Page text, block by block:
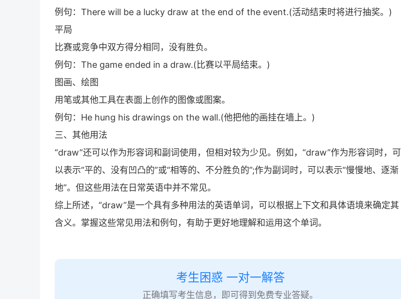
例句：There will be a lucky draw at the end of the event.(活动结束时将进行抽奖。)
平局
比赛或竞争中双方得分相同，没有胜负。
例句：The game ended in a draw.(比赛以平局结束。)
图画、绘图
用笔或其他工具在表面上创作的图像或图案。
例句：He hung his drawings on the wall.(他把他的画挂在墙上。)
三、其他用法
“draw”还可以作为形容词和副词使用，但相对较为少见。例如，“draw”作为形容词时，可
以表示“平的、没有凹凸的”或“相等的、不分胜负的”;作为副词时，可以表示“慢慢地、逐渐
地”。但这些用法在日常英语中并不常见。
综上所述，“draw”是一个具有多种用法的英语单词，可以根据上下文和具体语境来确定其
含义。掌握这些常见用法和例句，有助于更好地理解和运用这个单词。
考生困惑 一对一解答
正确填写考生信息，即可得到免费专业答疑。